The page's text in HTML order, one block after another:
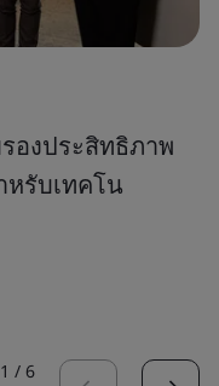
องประสิทธิภาพ
หรับเทคโน
1 / 6